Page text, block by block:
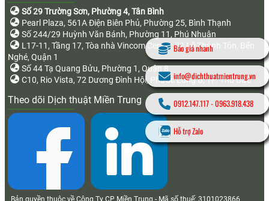
Số 29 Trường Sơn, Phường 4, Tân Bình
Pearl Plaza, 561A Điện Biên Phủ, Phường 25, Bình Thạnh
Số 244/29 Huỳnh Văn Bánh, Phường 11, Phú Nhuận
L17-11, Tầng 17, Tòa nhà Vincom Center, 72 Lê Thánh Tôn, Bến
Nghé, Quận 1
Số 44 Tạ Quang Bửu, Phường 1, Quận 8
C10, Rio Vista, 72 Dương Đình Hội, Phước Long B, TP. Thủ Đức
Theo dõi Dịch thuật Miền Trung
Báo giá nhanh
info@dichthuatmientrung.vn
0912.147.117-0963.918.438
Hỗ trợ Zalo